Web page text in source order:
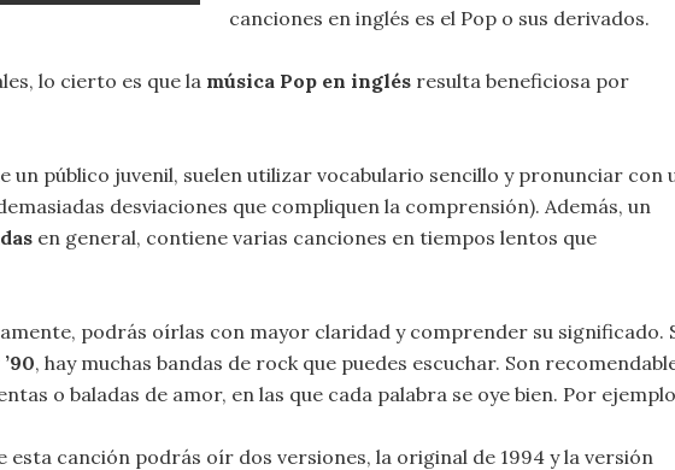
canciones en inglés es el Pop o sus derivados.
lo cierto es que la música Pop en inglés resulta beneficiosa por
un público juvenil, suelen utilizar vocabulario sencillo y pronunciar con
desviaciones que compliquen la comprensión). Además, un
en general, contiene varias canciones en tiempos lentos que
podrás oírlas con mayor claridad y comprender su significado.
, hay muchas bandas de rock que puedes escuchar. Son
o baladas de amor, en las que cada palabra se oye bien. Por
esta canción podrás oír dos versiones, la original de 1994 y la versión